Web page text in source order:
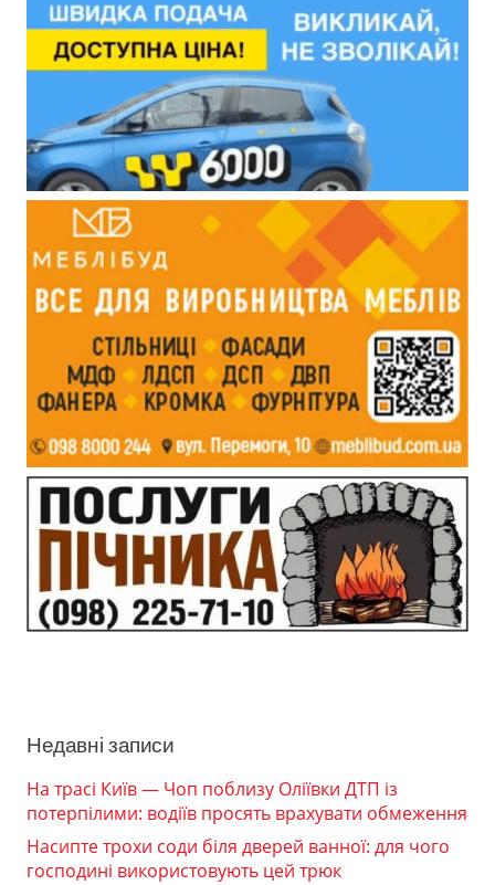
Недавні записи
На трасі Київ — Чоп поблизу Оліївки ДТП із
потерпілими: водіїв просять врахувати обмеження
Насипте трохи соди біля дверей ванної: для чого
господині використовують цей трюк